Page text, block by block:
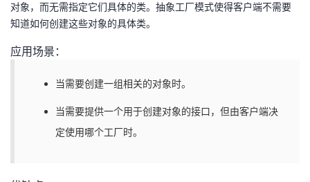
对象，而无需指定它们具体的类。抽象工厂模式使得客户端不需要
知道如何创建这些对象的具体类。
应用场景：
当需要创建一组相关的对象时。
当需要提供一个用于创建对象的接口，但由客户端决
定使用哪个工厂时。